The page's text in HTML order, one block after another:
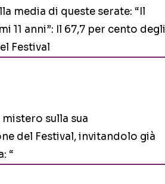
media di queste serate: “Il
11 anni”: Il 67,7 per cento degli
Festival
sulla sua
del Festival, invitandolo già
“